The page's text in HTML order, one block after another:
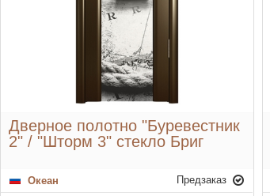
Дверное полотно "Буревестник
2" / "Шторм 3" стекло Бриг
Океан
Предзаказ